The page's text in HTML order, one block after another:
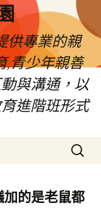
供專業的親
,青少年親善
與溝通，以
進階班形式
搜
尋
鍵
字:
的是老鼠都